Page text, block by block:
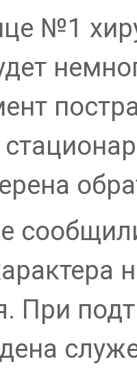
№1
При